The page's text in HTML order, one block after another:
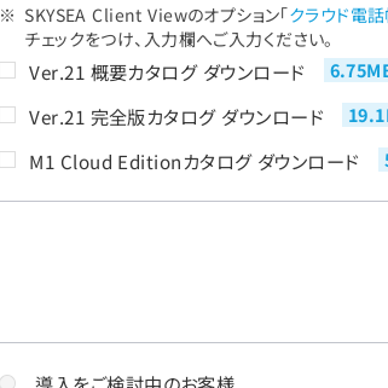
SKYSEA Client Viewのオプション「クラウド電
チェックをつけ、入力欄へご入力ください。
Ver.21 概要カタログ ダウンロード
Ver.21 完全版カタログ ダウンロード
M1 Cloud Editionカタログ ダウンロード